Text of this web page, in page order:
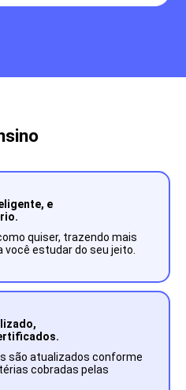
e
quiser, trazendo mais
você estudar do seu jeito.
são atualizados conforme
cobradas pelas